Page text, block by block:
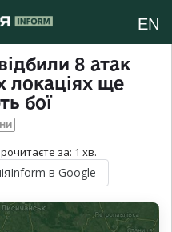
EN
8 атак
локаціях ще
бої
за: 1 хв.
в Google